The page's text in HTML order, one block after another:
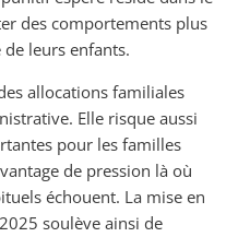
des comportements plus
leurs enfants.
allocations familiales
Elle risque aussi
pour les familles
de pression là où
échouent. La mise en
soulève ainsi de